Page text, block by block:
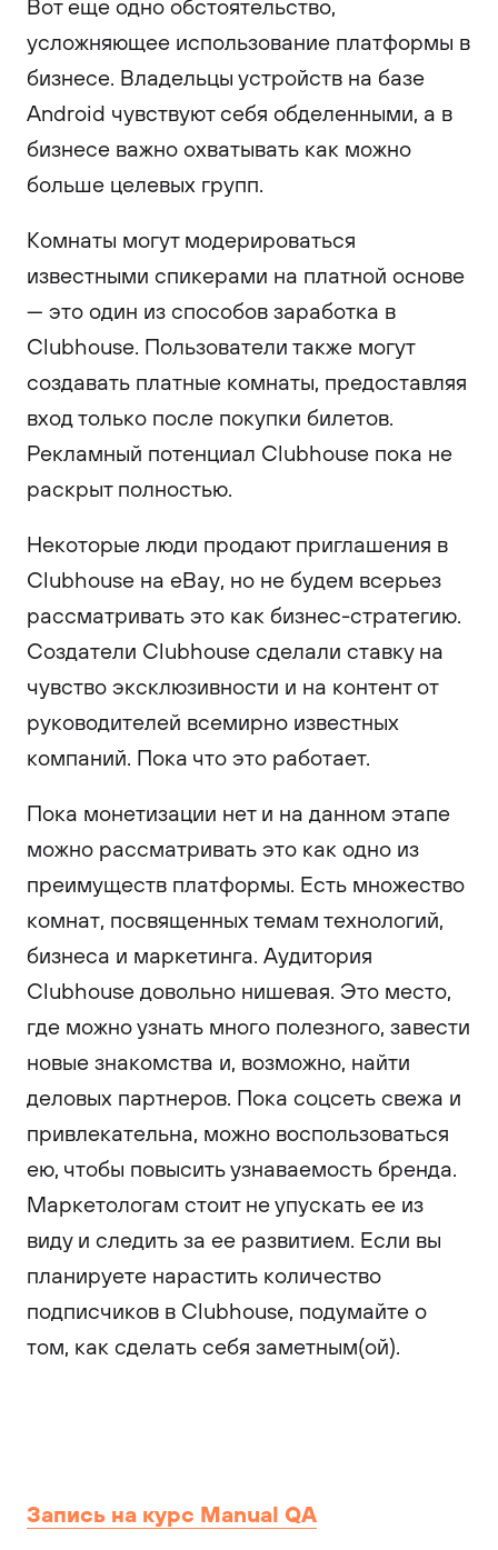
Вот еще одно обстоятельство,
усложняющее использование платформы в
бизнесе. Владельцы устройств на базе
Android чувствуют себя обделенными, а в
бизнесе важно охватывать как можно
больше целевых групп.
Комнаты могут модерироваться
известными спикерами на платной основе
— это один из способов заработка в
Clubhouse. Пользователи также могут
создавать платные комнаты, предоставляя
вход только после покупки билетов.
Рекламный потенциал Clubhouse пока не
раскрыт полностью.
Некоторые люди продают приглашения в
Clubhouse на eBay, но не будем всерьез
рассматривать это как бизнес-стратегию.
Создатели Clubhouse сделали ставку на
чувство эксклюзивности и на контент от
руководителей всемирно известных
компаний. Пока что это работает.
Пока монетизации нет и на данном этапе
можно рассматривать это как одно из
преимуществ платформы. Есть множество
комнат, посвященных темам технологий,
бизнеса и маркетинга. Аудитория
Clubhouse довольно нишевая. Это место,
где можно узнать много полезного, завести
новые знакомства и, возможно, найти
деловых партнеров. Пока соцсеть свежа и
привлекательна, можно воспользоваться
ею, чтобы повысить узнаваемость бренда.
Маркетологам стоит не упускать ее из
виду и следить за ее развитием. Если вы
планируете нарастить количество
подписчиков в Clubhouse, подумайте о
том, как сделать себя заметным(ой).
Запись на курс Manual QA